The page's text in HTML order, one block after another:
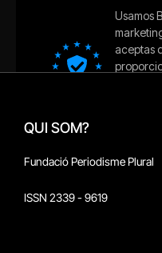
QUI SOM?
Fundació Periodisme Plural
ISSN 2339 - 9619